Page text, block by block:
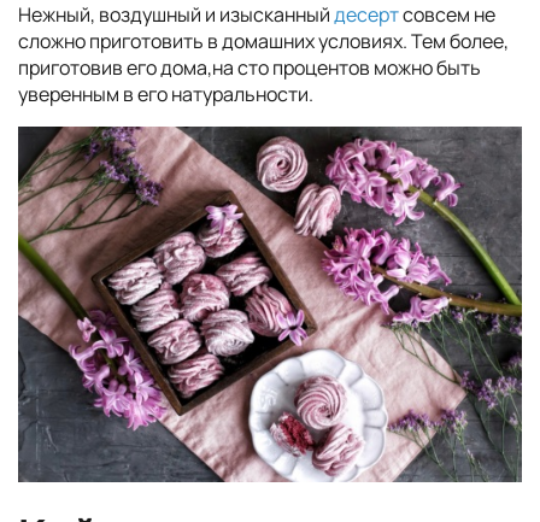
Нежный, воздушный и изысканныйдесертсовсем не
сложно приготовить в домашних условиях. Тем более,
приготовив его дома,на сто процентов можно быть
уверенным в его натуральности.